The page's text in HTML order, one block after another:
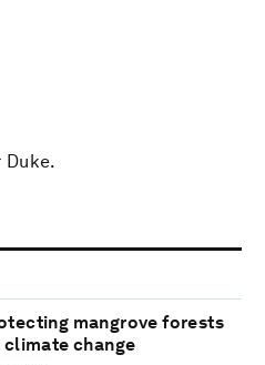
mangrove forests
change